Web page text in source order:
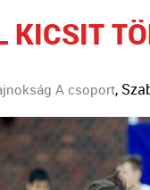
KICSIT
A csoport,